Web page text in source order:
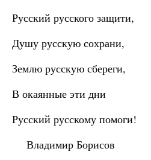
Русский русского защити,
Душу русскую сохрани,
Землю русскую сбереги,
В окаянные эти дни
Русский русскому помоги!
Владимир Борисов